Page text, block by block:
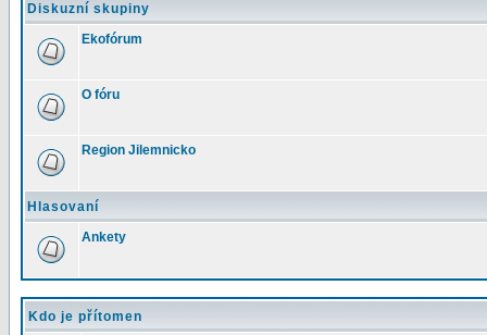
Diskuzní skupiny
Ekofórum
O fóru
Region Jilemnicko
Hlasovaní
Ankety
Kdo je přítomen